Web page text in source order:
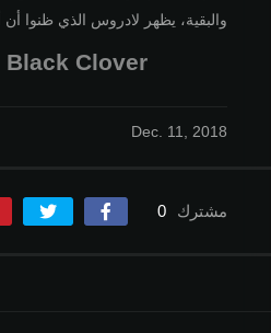
والبقية، يظهر لادروس الذي ظنوا
Black Clover الحلقة 62
Dec. 11, 2018
مشترك 0